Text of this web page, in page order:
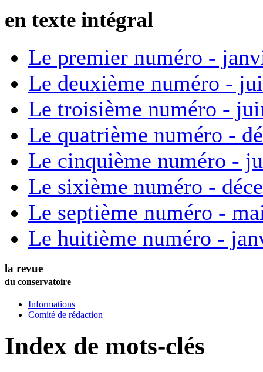
en texte intégral
Le premier numéro -
Le deuxième numéro -
Le troisième numéro -
Le quatrième numéro -
Le cinquième numéro -
Le sixième numéro -
Le septième numéro -
Le huitième numéro -
la revue
du conservatoire
Informations
Comité de rédaction
Index de mots-clés